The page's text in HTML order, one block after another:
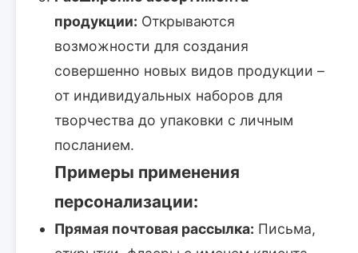
продукции: Открываются
возможности для создания
совершенно новых видов продукции –
от индивидуальных наборов для
творчества до упаковки с личным
посланием.
Примеры применения
персонализации:
Прямая почтовая рассылка: Письма,